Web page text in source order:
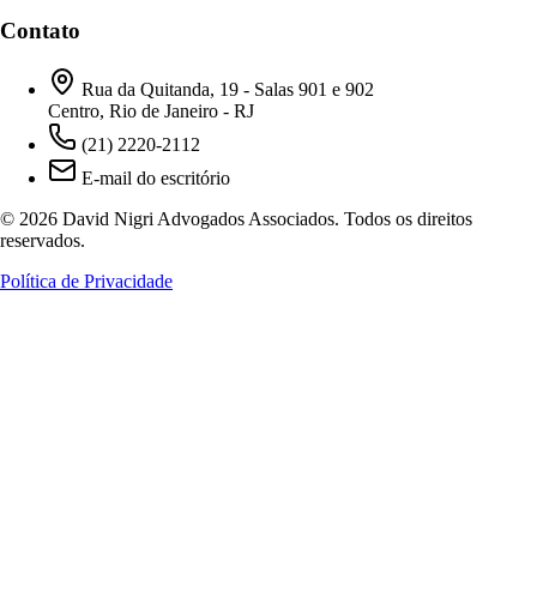
Contato
Rua da Quitanda, 19 - Salas 901 e 902
Centro, Rio de Janeiro - RJ
(21) 2220-2112
E-mail do escritório
© 2026 David Nigri Advogados Associados. Todos os direitos
reservados.
Política de Privacidade